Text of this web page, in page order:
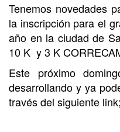
Tenemos novedades
la inscripción para el
año en la ciudad de
10 K y 3 K
Este próximo
desarrollando y ya
través del siguiente link;